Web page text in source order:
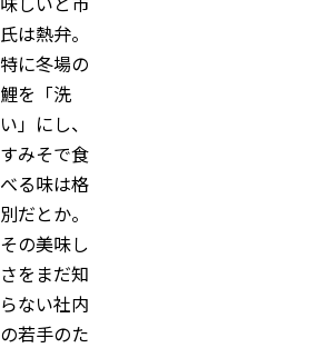
氏は熱弁。
特に冬場の
鯉を「洗
い」にし、
すみそで食
べる味は格
別だとか。
その美味し
さをまだ知
らない社内
の若手のた